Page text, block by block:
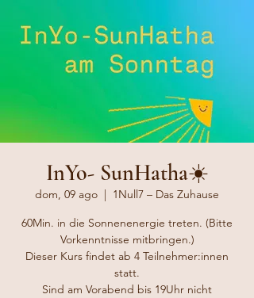
InYo- SunHatha☀️
dom, 09 ago
  |
1Null7 – Das Zuhause
60Min. in die Sonnenenergie treten. (Bitte
Vorkenntnisse mitbringen.)
Dieser Kurs findet ab 4 Teilnehmer:innen
statt.
Sind am Vorabend bis 19Uhr nicht